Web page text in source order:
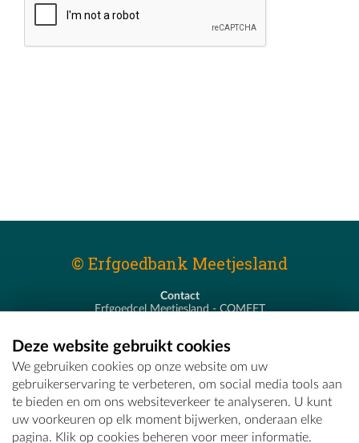
© Erfgoedbank Meetjesland
Contact
Erfgoedcel Meetjesland - COMEET
T - 09 373 75 96
E -erfgoedcel@comeet.be
Deze website gebruikt cookies
We gebruiken cookies op onze website om uw
gebruikerservaring te verbeteren, om social media tools aan
te bieden en om ons websiteverkeer te analyseren. U kunt
uw voorkeuren op elk moment bijwerken, onderaan elke
pagina. Klik op cookies beheren voor meer informatie.